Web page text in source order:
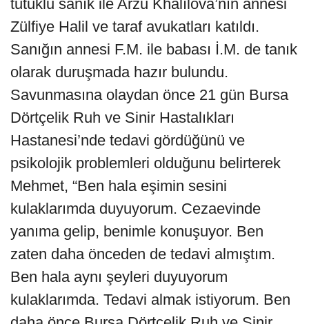
tutuklu sanık ile Arzu Khalılova’nın annesi
Zülfiye Halil ve taraf avukatları katıldı.
Sanığın annesi F.M. ile babası İ.M. de tanık
olarak duruşmada hazır bulundu.
Savunmasına olaydan önce 21 gün Bursa
Dörtçelik Ruh ve Sinir Hastalıkları
Hastanesi’nde tedavi gördüğünü ve
psikolojik problemleri olduğunu belirterek
Mehmet, “Ben hala eşimin sesini
kulaklarımda duyuyorum. Cezaevinde
yanıma gelip, benimle konuşuyor. Ben
zaten daha önceden de tedavi almıştım.
Ben hala aynı şeyleri duyuyorum
kulaklarımda. Tedavi almak istiyorum. Ben